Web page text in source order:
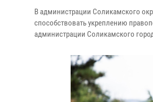
В администрации Соликамского
способствовать укреплению
администрации Соликамского